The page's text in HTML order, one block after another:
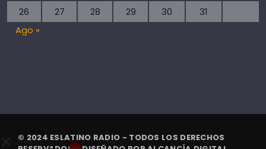
26
27 28 29 30
31
Ago »
© 2024 ESLATINO RADIO - TODOS LOS DERECHOS